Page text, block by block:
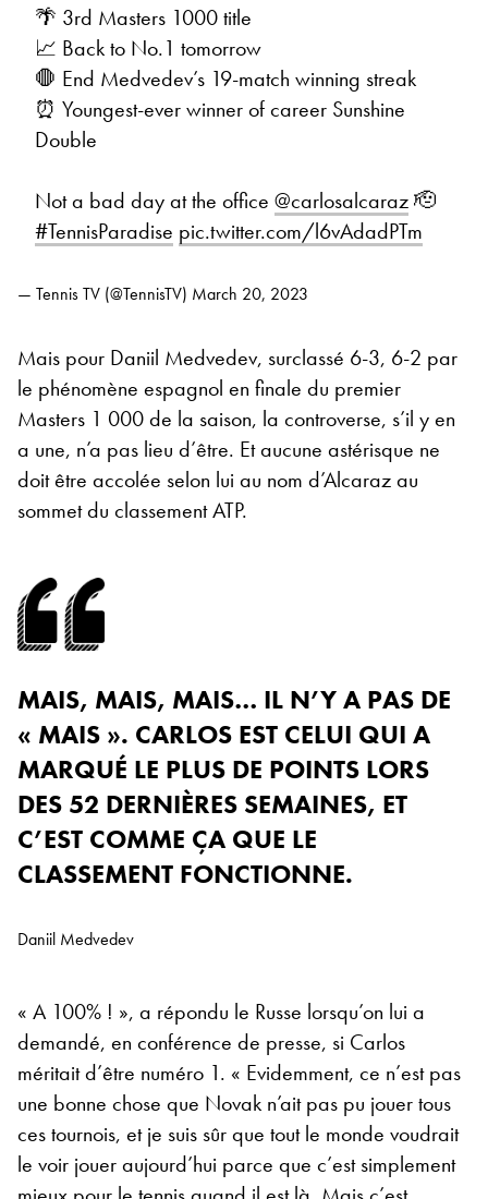
🌴 3rd Masters 1000 title
📈 Back to No.1 tomorrow
🛑 End Medvedev’s 19-match winning streak
⏰ Youngest-ever winner of career Sunshine
Double
Not a bad day at the office @carlosalcaraz🫡
#TennisParadise pic.twitter.com/l6vAdadPTm
— Tennis TV (@TennisTV) March 20, 2023
Mais pour Daniil Medvedev, surclassé 6-3, 6-2 par
le phénomène espagnol en finale du premier
Masters 1 000 de la saison, la controverse, s’il y en
a une, n’a pas lieu d’être. Et aucune astérisque ne
doit être accolée selon lui au nom d’Alcaraz au
sommet du classement ATP.
MAIS, MAIS, MAIS… IL N’Y A PAS DE
« MAIS ». CARLOS EST CELUI QUI A
MARQUÉ LE PLUS DE POINTS LORS
DES 52 DERNIÈRES SEMAINES, ET
C’EST COMME ÇA QUE LE
CLASSEMENT FONCTIONNE.
Daniil Medvedev
« A 100% ! », a répondu le Russe lorsqu’on lui a
demandé, en conférence de presse, si Carlos
méritait d’être numéro 1. « Evidemment, ce n’est pas
une bonne chose que Novak n’ait pas pu jouer tous
ces tournois, et je suis sûr que tout le monde voudrait
le voir jouer aujourd’hui parce que c’est simplement